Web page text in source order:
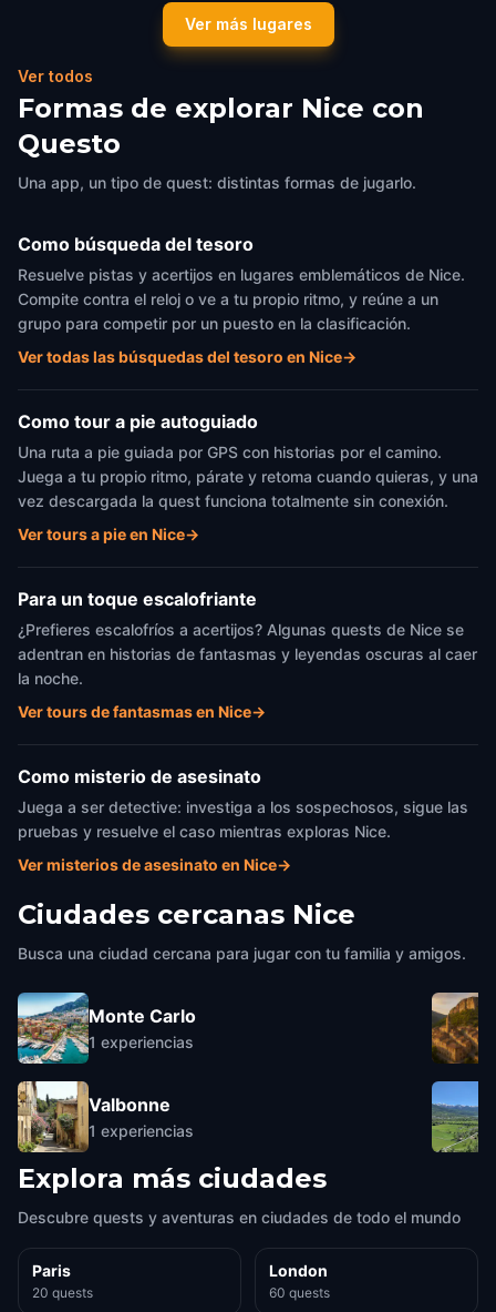
Palais Lascaris
Ver más lugares
Ver todos
Formas de explorar Nice con
Questo
Una app, un tipo de quest: distintas formas de jugarlo.
Como búsqueda del tesoro
Resuelve pistas y acertijos en lugares emblemáticos de Nice.
Compite contra el reloj o ve a tu propio ritmo, y reúne a un
grupo para competir por un puesto en la clasificación.
Ver todas las búsquedas del tesoro en Nice→
Como tour a pie autoguiado
Una ruta a pie guiada por GPS con historias por el camino.
Juega a tu propio ritmo, párate y retoma cuando quieras, y una
vez descargada la quest funciona totalmente sin conexión.
Ver tours a pie en Nice→
Para un toque escalofriante
¿Prefieres escalofríos a acertijos? Algunas quests de Nice se
adentran en historias de fantasmas y leyendas oscuras al caer
la noche.
Ver tours de fantasmas en Nice→
Como misterio de asesinato
Juega a ser detective: investiga a los sospechosos, sigue las
pruebas y resuelve el caso mientras exploras Nice.
Ver misterios de asesinato en Nice→
Ciudades cercanas Nice
Busca una ciudad cercana para jugar con tu familia y amigos.
Monte Carlo
1 experiencias
Valbonne
1 experiencias
Explora más ciudades
Descubre quests y aventuras en ciudades de todo el mundo
Paris
20 quests
London
60 quests